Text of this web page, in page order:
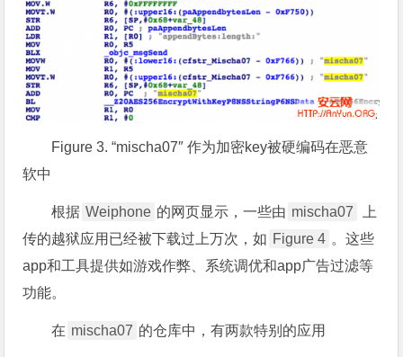
Figure 3. “mischa07″ 作为加密key被硬编码在恶意
软中
根据 Weiphone 的网页显示，一些由 mischa07
上
传的越狱应用已经被下载过上万次，如 Figure 4 。这些
app和工具提供如游戏作弊、系统调优和app广告过滤等
功能。
在 mischa07 的仓库中，有两款特别的应用